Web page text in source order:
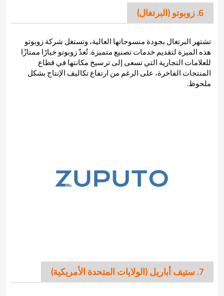
6. زوبوتو (البرتغال)
تشتهر البرتغال بجودة منسوجاتها العالية، وتستغل شركة زوبوتو
هذه الميزة لتقديم خدمات تصنيع متميزة. تُعدّ زوبوتو خيارًا ممتازًا
للعلامات التجارية التي تسعى إلى ترسيخ مكانتها في قطاع
المنتجات الفاخرة، على الرغم من ارتفاع تكاليف الإنتاج بشكل
ملحوظ.
7. ستيف أباريل (الولايات المتحدة الأمريكية)